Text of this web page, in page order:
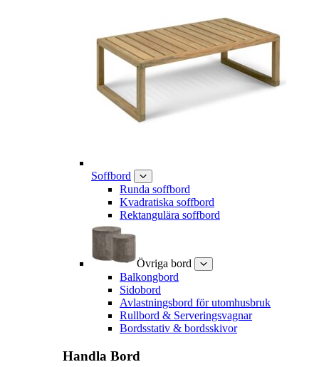
Soffbord
Runda soffbord
Kvadratiska soffbord
Rektangulära soffbord
Övriga bord
Balkongbord
Sidobord
Avlastningsbord för utomhusbruk
Rullbord & Serveringsvagnar
Bordsstativ & bordsskivor
Handla Bord